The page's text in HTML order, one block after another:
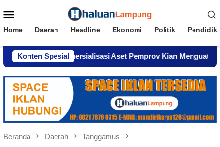
ke
Mobile
Home Daerah Headline Ekonomi Politik
Konten Spesial
Komersialisasi Aset Pemprov Kian Menguat
Beranda Daerah Tanggamus